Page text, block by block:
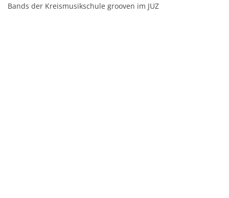
Bands der Kreismusikschule grooven im JUZ